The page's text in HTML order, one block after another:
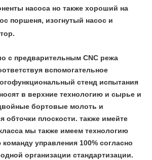
насоса но также хороший на
поршеня, изогнутый насос и
с предварительным CNC режа
вспомогательное
стенд испытания
в верхние технологию и сырье и
бортовые молоть и
обточки плоскости. также имейте
мы также имеем технологию
управления 100% согласно
организации стандартизации.